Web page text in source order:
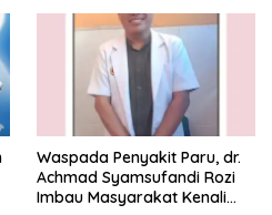
Waspada Penyakit Paru, dr.
Achmad Syamsufandi Rozi
Imbau Masyarakat Kenali